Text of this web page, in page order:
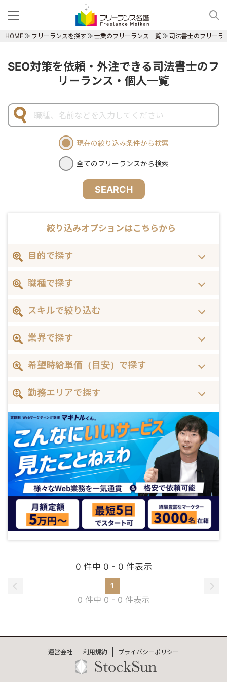
HOME フリーランスを探す 士業のフリーランス一覧 司法書士のフリーラ
SEO対策を依頼・外注できる司法書士のフ
リーランス・個人一覧
現在の絞り込み条件から検索
全てのフリーランスから検索
SEARCH
絞り込みオプションはこちらから
目的で探す
職種で探す
スキルで絞り込む
業界で探す
希望時給単価（目安）で探す
勤務エリアで探す
0 件中 0 - 0 件表示
1
0 件中 0 - 0 件表示
運営会社 利用規約 プライバシーポリシー